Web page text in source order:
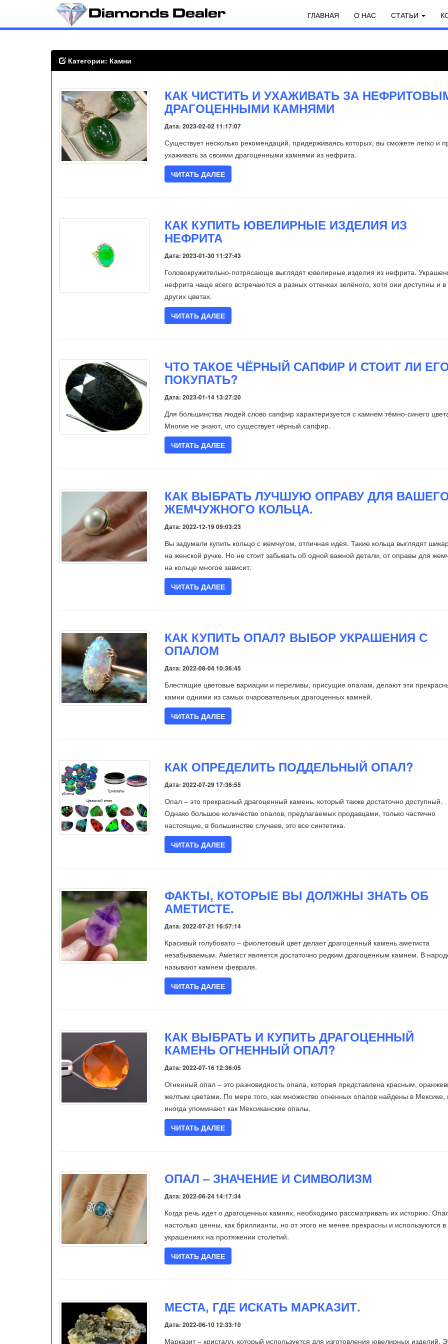
ГЛАВНАЯ О НАС СТАТЬИ
Категории: Камни
КАК ЧИСТИТЬ И УХАЖИВАТЬ ЗА
ДРАГОЦЕННЫМИ КАМНЯМИ
Дата: 2023-02-02 11:17:07
Существует несколько рекомендаций, придерживаясь которых, вы сможете легко и
ухаживать за своими драгоценными камнями из нефрита.
ЧИТАТЬ ДАЛЕЕ
КАК КУПИТЬ ЮВЕЛИРНЫЕ ИЗДЕЛИЯ ИЗ
НЕФРИТА
Дата: 2023-01-30 11:27:43
Головокружительно-потрясающе выглядят ювелирные изделия из нефрита.
нефрита чаще всего встречаются в разных оттенках зелёного, хотя они доступны и в
других цветах.
ЧИТАТЬ ДАЛЕЕ
ЧТО ТАКОЕ ЧЁРНЫЙ САПФИР И СТОИТ ЛИ
ПОКУПАТЬ?
Дата: 2023-01-14 13:27:20
Для большинства людей слово сапфир характеризуется с камнем тёмно-синего
Многие не знают, что существует чёрный сапфир.
ЧИТАТЬ ДАЛЕЕ
КАК ВЫБРАТЬ ЛУЧШУЮ ОПРАВУ ДЛЯ
ЖЕМЧУЖНОГО КОЛЬЦА.
Дата: 2022-12-19 09:03:23
Вы задумали купить кольцо с жемчугом, отличная идея. Такие кольца выглядят
на женской ручке. Но не стоит забывать об одной важной детали, от оправы для
на кольце многое зависит.
ЧИТАТЬ ДАЛЕЕ
КАК КУПИТЬ ОПАЛ? ВЫБОР УКРАШЕНИЯ С
ОПАЛОМ
Дата: 2022-08-04 10:36:45
Блестящие цветовые вариации и переливы, присущие опалам, делают эти
камни одними из самых очаровательных драгоценных камней.
ЧИТАТЬ ДАЛЕЕ
КАК ОПРЕДЕЛИТЬ ПОДДЕЛЬНЫЙ ОПАЛ?
Дата: 2022-07-29 17:36:55
Опал – это прекрасный драгоценный камень, который также достаточно доступный.
Однако большое количество опалов, предлагаемых продавцами, только частично
настоящие, в большинстве случаев, это все синтетика.
ЧИТАТЬ ДАЛЕЕ
ФАКТЫ, КОТОРЫЕ ВЫ ДОЛЖНЫ ЗНАТЬ ОБ
АМЕТИСТЕ.
Дата: 2022-07-21 16:57:14
Красивый голубовато – фиолетовый цвет делает драгоценный камень аметиста
незабываемым. Аметист является достаточно редким драгоценным камнем. В
называют камнем февраля.
ЧИТАТЬ ДАЛЕЕ
КАК ВЫБРАТЬ И КУПИТЬ ДРАГОЦЕННЫЙ
КАМЕНЬ ОГНЕННЫЙ ОПАЛ?
Дата: 2022-07-16 12:36:05
Огненный опал – это разновидность опала, которая представлена красным,
желтым цветами. По мере того, как множество огненных опалов найдены в Мексике,
иногда упоминают как Мексиканские опалы.
ЧИТАТЬ ДАЛЕЕ
ОПАЛ – ЗНАЧЕНИЕ И СИМВОЛИЗМ
Дата: 2022-06-24 14:17:34
Когда речь идет о драгоценных камнях, необходимо рассматривать их историю.
настолько ценны, как бриллианты, но от этого не менее прекрасны и используются в
украшениях на протяжении столетий.
ЧИТАТЬ ДАЛЕЕ
МЕСТА, ГДЕ ИСКАТЬ МАРКАЗИТ.
Дата: 2022-06-10 12:33:10
Марказит – кристалл, который используется для изготовления ювелирных изделий.